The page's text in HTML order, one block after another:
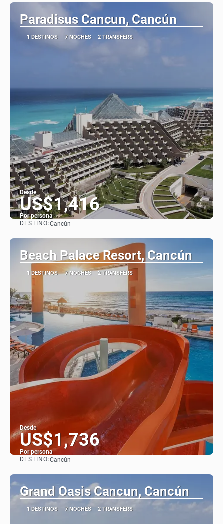
Paradisus Cancun, Cancún
1 DESTINOS 7 NOCHES 2 TRANSFERS
Desde
US$1,416
Por persona
DESTINO:Cancún
Beach Palace Resort, Cancún
1 DESTINOS 7 NOCHES 2 TRANSFERS
Desde
US$1,736
Por persona
DESTINO:Cancún
Grand Oasis Cancun, Cancún
1 DESTINOS 7 NOCHES 2 TRANSFERS